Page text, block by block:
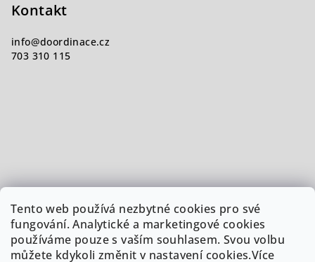
Tento web používá nezbytné cookies pro své
fungování. Analytické a marketingové cookies
používáme pouze s vaším souhlasem. Svou volbu
můžete kdykoli změnit v nastavení cookies.Více
Kontakt
info@doordinace.cz
703 310 115